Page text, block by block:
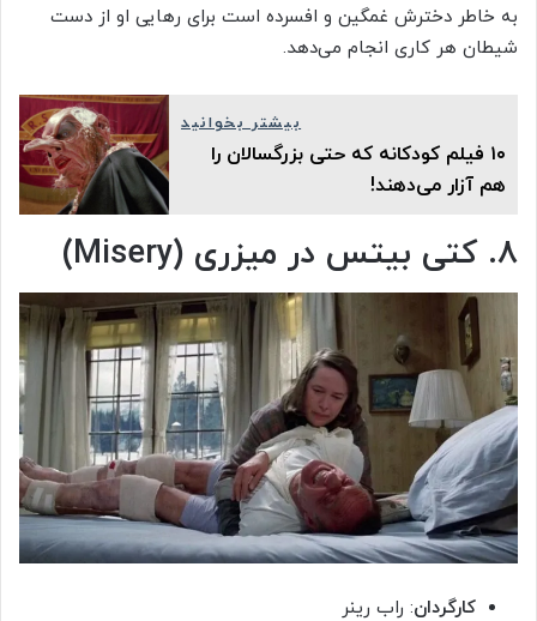
به خاطر دخترش غمگین و افسرده است برای رهایی او از دست
شیطان هر کاری انجام می‌دهد.
بیشتر بخوانید
۱۰ فیلم کودکانه که حتی بزرگسالان را
هم آزار می‌دهند!
۸. کتی بیتس در میزری (Misery)
کارگردان: راب رینر